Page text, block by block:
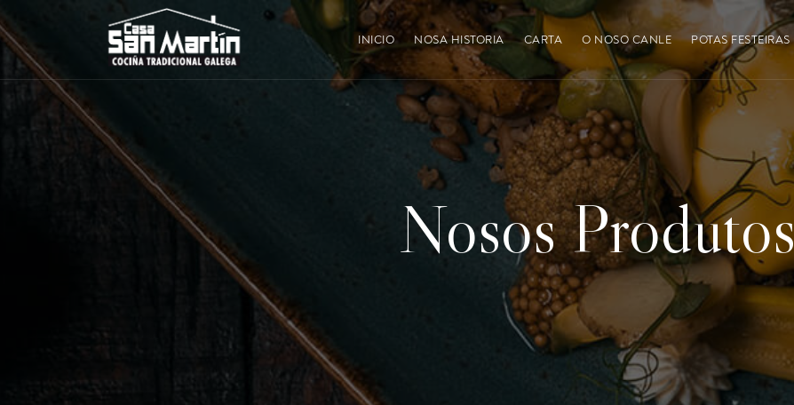
INICIO NOSA HISTORIA CARTA O NOSO CANLE POTAS FESTEIRAS
Nosos Produtos